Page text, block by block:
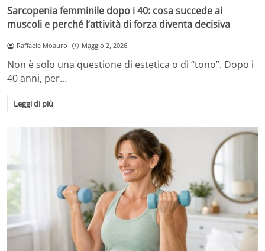
Sarcopenia femminile dopo i 40: cosa succede ai
muscoli e perché l’attività di forza diventa decisiva
Raffaele Moauro Maggio 2, 2026
Non è solo una questione di estetica o di “tono”. Dopo i
40 anni, per…
Leggi di più